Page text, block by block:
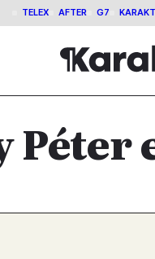
TELEX AFTER G7
Péter